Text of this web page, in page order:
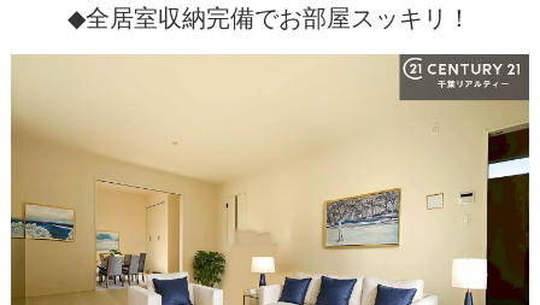
◆全居室収納完備でお部屋スッキリ！